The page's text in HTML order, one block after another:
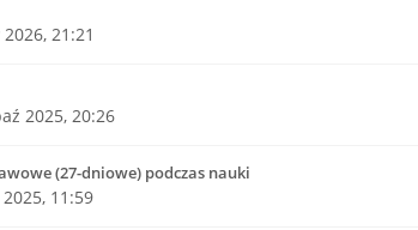
21:21
2025, 20:26
(27-dniowe) podczas nauki
11:59